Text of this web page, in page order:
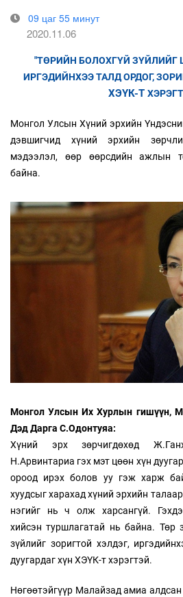
09 цаг 55 минут
2020.11.06
"ТӨРИЙН БОЛОХГҮЙ ЗҮЙЛИЙГ
ИРГЭДИЙНХЭЭ ТАЛД ОРДОГ,
ХЭҮК-Т
Монгол Улсын Хүний эрхийн
дэвшигчид хүний эрхийн
мэдээлэл, өөр өөрсдийн ажлын
байна.
Монгол Улсын Их Хурлын гишүүн,
Дэд Дарга С.Одонтуяа:
Хүний эрх зөрчигдөхөд
Н.Арвинтариа гэх мэт цөөн хүн
ороод ирэх болов уу гэж харж
хуудсыг харахад хүний эрхийн
нэгийг нь ч олж харсангүй.
хийсэн туршлагатай нь байна. Төр
зүйлийг зоригтой хэлдэг,
дуугардаг хүн ХЭҮК-т хэрэгтэй.
Нөгөөтэйгүүр Малайзад амиа